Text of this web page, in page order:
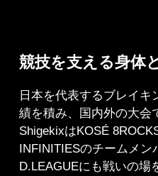
競技を支える身体
日本を代表するブレイ
績を積み、国内外の大会
ShigekixはKOSÉ
INFINITIESのチームメン
D.LEAGUEにも戦いの場